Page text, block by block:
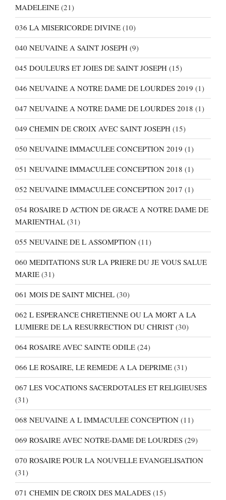
MADELEINE (21)
036 LA MISERICORDE DIVINE (10)
040 NEUVAINE A SAINT JOSEPH (9)
045 DOULEURS ET JOIES DE SAINT JOSEPH (15)
046 NEUVAINE A NOTRE DAME DE LOURDES 2019 (1)
047 NEUVAINE A NOTRE DAME DE LOURDES 2018 (1)
049 CHEMIN DE CROIX AVEC SAINT JOSEPH (15)
050 NEUVAINE IMMACULEE CONCEPTION 2019 (1)
051 NEUVAINE IMMACULEE CONCEPTION 2018 (1)
052 NEUVAINE IMMACULEE CONCEPTION 2017 (1)
054 ROSAIRE D ACTION DE GRACE A NOTRE DAME DE
MARIENTHAL (31)
055 NEUVAINE DE L ASSOMPTION (11)
060 MEDITATIONS SUR LA PRIERE DU JE VOUS SALUE
MARIE (31)
061 MOIS DE SAINT MICHEL (30)
062 L ESPERANCE CHRETIENNE OU LA MORT A LA
LUMIERE DE LA RESURRECTION DU CHRIST (30)
064 ROSAIRE AVEC SAINTE ODILE (24)
066 LE ROSAIRE, LE REMEDE A LA DEPRIME (31)
067 LES VOCATIONS SACERDOTALES ET RELIGIEUSES
(31)
068 NEUVAINE A L IMMACULEE CONCEPTION (11)
069 ROSAIRE AVEC NOTRE-DAME DE LOURDES (29)
070 ROSAIRE POUR LA NOUVELLE EVANGELISATION
(31)
071 CHEMIN DE CROIX DES MALADES (15)